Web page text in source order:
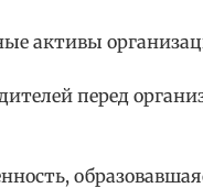
активы
перед